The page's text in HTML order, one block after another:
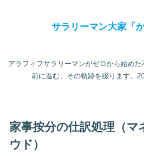
サラリーマン大家「
アラフィフサラリーマンがゼロから始め
前に進む、その軌跡を綴ります。
家事按分の仕訳処理（マ
ウド）